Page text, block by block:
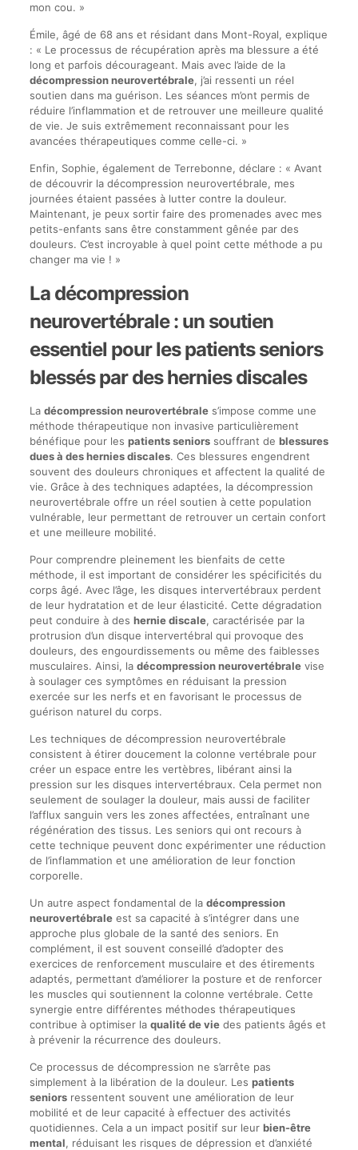
mon cou. »
Émile, âgé de 68 ans et résidant dans Mont-Royal, explique
: « Le processus de récupération après ma blessure a été
long et parfois décourageant. Mais avec l’aide de la
décompression neurovertébrale, j’ai ressenti un réel
soutien dans ma guérison. Les séances m’ont permis de
réduire l’inflammation et de retrouver une meilleure qualité
de vie. Je suis extrêmement reconnaissant pour les
avancées thérapeutiques comme celle-ci. »
Enfin, Sophie, également de Terrebonne, déclare : « Avant
de découvrir la décompression neurovertébrale, mes
journées étaient passées à lutter contre la douleur.
Maintenant, je peux sortir faire des promenades avec mes
petits-enfants sans être constamment gênée par des
douleurs. C’est incroyable à quel point cette méthode a pu
changer ma vie ! »
La décompression
neurovertébrale : un soutien
essentiel pour les patients seniors
blessés par des hernies discales
La décompression neurovertébrales’impose comme une
méthode thérapeutique non invasive particulièrement
bénéfique pour les patients seniorssouffrant de blessures
dues à des hernies discales. Ces blessures engendrent
souvent des douleurs chroniques et affectent la qualité de
vie. Grâce à des techniques adaptées, la décompression
neurovertébrale offre un réel soutien à cette population
vulnérable, leur permettant de retrouver un certain confort
et une meilleure mobilité.
Pour comprendre pleinement les bienfaits de cette
méthode, il est important de considérer les spécificités du
corps âgé. Avec l’âge, les disques intervertébraux perdent
de leur hydratation et de leur élasticité. Cette dégradation
peut conduire à des hernie discale, caractérisée par la
protrusion d’un disque intervertébral qui provoque des
douleurs, des engourdissements ou même des faiblesses
musculaires. Ainsi, la décompression neurovertébralevise
à soulager ces symptômes en réduisant la pression
exercée sur les nerfs et en favorisant le processus de
guérison naturel du corps.
Les techniques de décompression neurovertébrale
consistent à étirer doucement la colonne vertébrale pour
créer un espace entre les vertèbres, libérant ainsi la
pression sur les disques intervertébraux. Cela permet non
seulement de soulager la douleur, mais aussi de faciliter
l’afflux sanguin vers les zones affectées, entraînant une
régénération des tissus. Les seniors qui ont recours à
cette technique peuvent donc expérimenter une réduction
de l’inflammation et une amélioration de leur fonction
corporelle.
Un autre aspect fondamental de la décompression
neurovertébraleest sa capacité à s’intégrer dans une
approche plus globale de la santé des seniors. En
complément, il est souvent conseillé d’adopter des
exercices de renforcement musculaire et des étirements
adaptés, permettant d’améliorer la posture et de renforcer
les muscles qui soutiennent la colonne vertébrale. Cette
synergie entre différentes méthodes thérapeutiques
contribue à optimiser la qualité de viedes patients âgés et
à prévenir la récurrence des douleurs.
Ce processus de décompression ne s’arrête pas
simplement à la libération de la douleur. Les patients
seniorsressentent souvent une amélioration de leur
mobilité et de leur capacité à effectuer des activités
quotidiennes. Cela a un impact positif sur leur bien-être
mental, réduisant les risques de dépression et d’anxiété